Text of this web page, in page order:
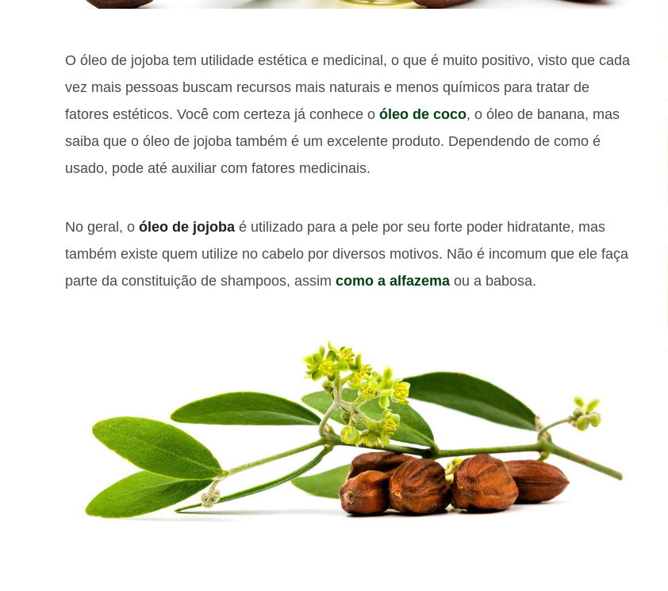
O óleo de jojoba tem utilidade estética e medicinal, o que é muito positivo, visto que cada
vez mais pessoas buscam recursos mais naturais e menos químicos para tratar de
fatores estéticos. Você com certeza já conhece o óleo de coco, o óleo de banana, mas
saiba que o óleo de jojoba também é um excelente produto. Dependendo de como é
usado, pode até auxiliar com fatores medicinais.
No geral, o óleo de jojoba é utilizado para a pele por seu forte poder hidratante, mas
também existe quem utilize no cabelo por diversos motivos. Não é incomum que ele faça
parte da constituição de shampoos, assim como a alfazema ou a babosa.